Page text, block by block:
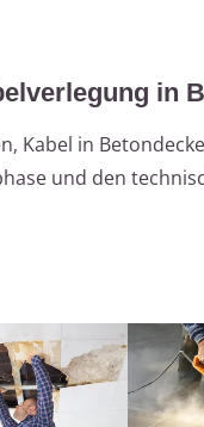
in
Kabel in
und den